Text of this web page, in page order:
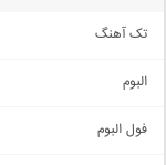
تک آهنگ
اجتماعی
البوم
فول البوم